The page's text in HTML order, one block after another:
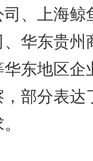
、上海鲸
华东贵州
东地区企
部分表达